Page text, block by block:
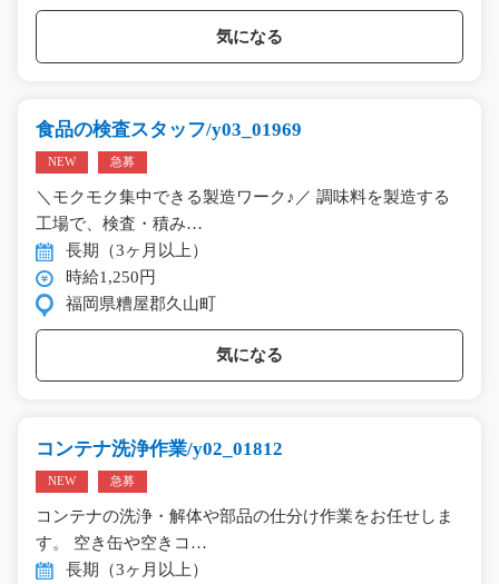
気になる
食品の検査スタッフ/y03_01969
NEW 急募
＼モクモク集中できる製造ワーク♪／ 調味料を製造する
工場で、検査・積み…
長期（3ヶ月以上）
時給1,250円
福岡県糟屋郡久山町
気になる
コンテナ洗浄作業/y02_01812
NEW 急募
コンテナの洗浄・解体や部品の仕分け作業をお任せしま
す。 空き缶や空きコ…
長期（3ヶ月以上）